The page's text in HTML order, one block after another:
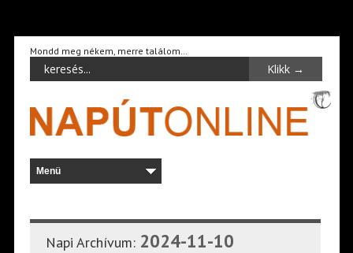
Mondd meg nékem, merre találom…
Napi Archívum: 2024-11-10